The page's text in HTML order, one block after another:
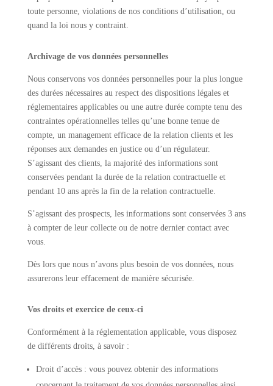
toute personne, violations de nos conditions d’utilisation, ou
quand la loi nous y contraint.
Archivage de vos données personnelles
Nous conservons vos données personnelles pour la plus longue
des durées nécessaires au respect des dispositions légales et
réglementaires applicables ou une autre durée compte tenu des
contraintes opérationnelles telles qu’une bonne tenue de
compte, un management efficace de la relation clients et les
réponses aux demandes en justice ou d’un régulateur.
S’agissant des clients, la majorité des informations sont
conservées pendant la durée de la relation contractuelle et
pendant 10 ans après la fin de la relation contractuelle.
S’agissant des prospects, les informations sont conservées 3 ans
à compter de leur collecte ou de notre dernier contact avec
vous.
Dès lors que nous n’avons plus besoin de vos données, nous
assurerons leur effacement de manière sécurisée.
Vos droits et exercice de ceux-ci
Conformément à la réglementation applicable, vous disposez
de différents droits, à savoir :
Droit d’accès : vous pouvez obtenir des informations